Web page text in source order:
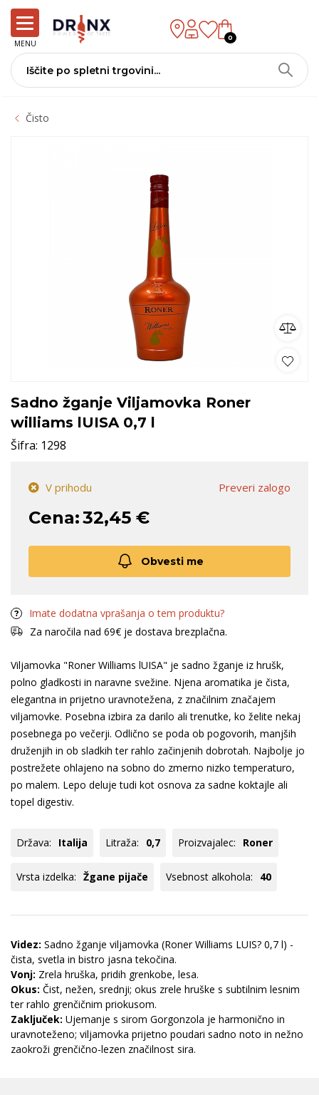
MENU
0
Čisto
Sadno žganje Viljamovka Roner
williams lUISA 0,7 l
Šifra: 1298
Preveri zalogo
V prihodu
Cena:32,45 €
Obvesti me
Imate dodatna vprašanja o tem produktu?
Za naročila nad 69€ je dostava brezplačna.
Viljamovka "Roner Williams lUISA" je sadno žganje iz hrušk,
polno gladkosti in naravne svežine. Njena aromatika je čista,
elegantna in prijetno uravnotežena, z značilnim značajem
viljamovke. Posebna izbira za darilo ali trenutke, ko želite nekaj
posebnega po večerji. Odlično se poda ob pogovorih, manjših
druženjih in ob sladkih ter rahlo začinjenih dobrotah. Najbolje jo
postrežete ohlajeno na sobno do zmerno nizko temperaturo,
po malem. Lepo deluje tudi kot osnova za sadne koktajle ali
topel digestiv.
Država: Italija Litraža: 0,7 Proizvajalec: Roner
Vrsta izdelka: Žgane pijače Vsebnost alkohola: 40
Videz: Sadno žganje viljamovka (Roner Williams LUIS? 0,7 l) -
čista, svetla in bistro jasna tekočina.
Vonj: Zrela hruška, pridih grenkobe, lesa.
Okus: Čist, nežen, srednji; okus zrele hruške s subtilnim lesnim
ter rahlo grenčičnim priokusom.
Zaključek: Ujemanje s sirom Gorgonzola je harmonično in
uravnoteženo; viljamovka prijetno poudari sadno noto in nežno
zaokroži grenčično-lezen značilnost sira.